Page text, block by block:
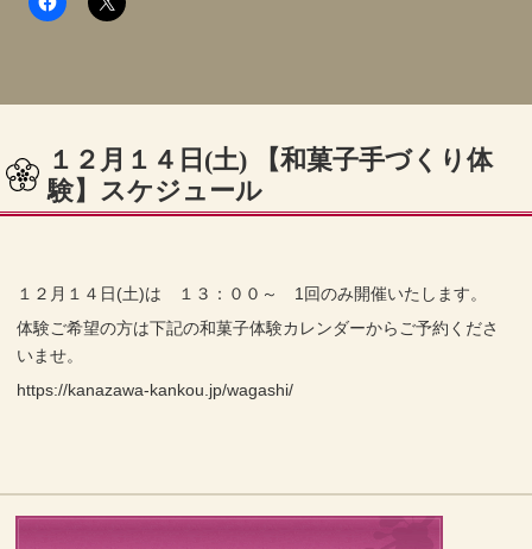
１２月１４日(土) 【和菓子手づくり体
験】スケジュール
１２月１４日(土)は １３：００～ 1回のみ開催いたします。
体験ご希望の方は下記の和菓子体験カレンダーからご予約くださ
いませ。
https://kanazawa-kankou.jp/wagashi/